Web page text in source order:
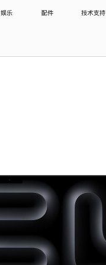
娱乐 配件 技术支持